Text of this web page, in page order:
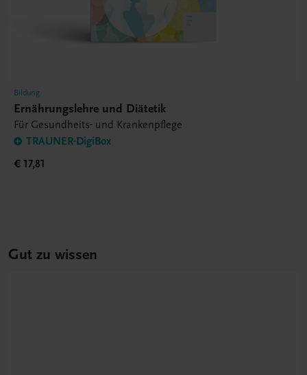
Bildung
Ernährungslehre und Diätetik
Für Gesundheits- und Krankenpflege
TRAUNER-DigiBox
€ 17,81
Gut zu wissen